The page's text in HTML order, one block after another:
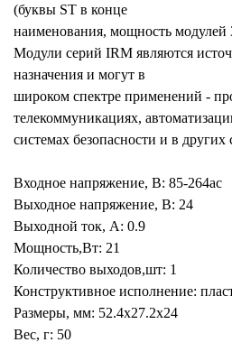
(буквы ST в конце
наименования, мощность модулей
Модули серий IRM являются
назначения и могут в
широком спектре применений -
телекоммуникациях,
системах безопасности и в других
Входное напряжение, В: 85-264ac
Выходное напряжение, В: 24
Выходной ток, А: 0.9
Мощность,Вт: 21
Количество выходов,шт: 1
Конструктивное исполнение:
Размеры, мм: 52.4x27.2x24
Вес, г: 50